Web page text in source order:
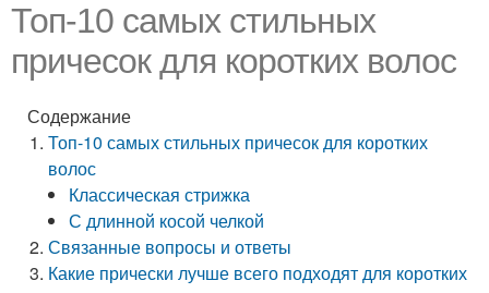
Топ-10 самых стильных
причесок для коротких волос
Содержание
Топ-10 самых стильных причесок для коротких
волос
Классическая стрижка
С длинной косой челкой
Связанные вопросы и ответы
Какие прически лучше всего подходят для коротких